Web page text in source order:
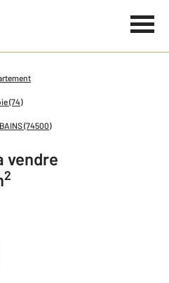
(74)
(74500)
vendre
2